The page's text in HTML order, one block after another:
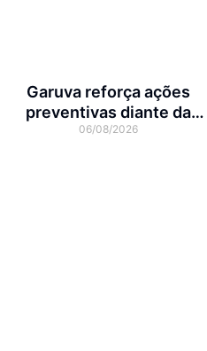
Garuva reforça ações
preventivas diante da
previsão de atuação do El
06/08/2026